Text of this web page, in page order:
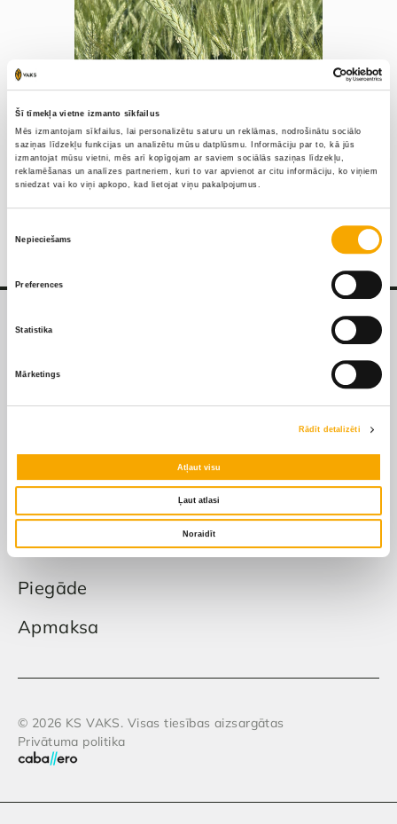
Šī tīmekļa vietne izmanto sīkfailus
Mēs izmantojam sīkfailus, lai personalizētu saturu un reklāmas, nodrošinātu sociālo
saziņas līdzekļu funkcijas un analizētu mūsu datplūsmu. Informāciju par to, kā jūs
izmantojat mūsu vietni, mēs arī kopīgojam ar saviem sociālās saziņas līdzekļu,
reklamēšanas un analīzes partneriem, kuri to var apvienot ar citu informāciju, ko viņiem
sniedzat vai ko viņi apkopo, kad lietojat viņu pakalpojumus.
Nepieciešams
Preferences
Statistika
Mārketings
Rādīt detalizēti
Atļaut visu
Ļaut atlasi
Noraidīt
Apmaksa un piegāde
Pirkšanas un atgriešanas
noteikumi
Piegāde
Apmaksa
© 2026 KS VAKS. Visas tiesības aizsargātas
Privātuma politika